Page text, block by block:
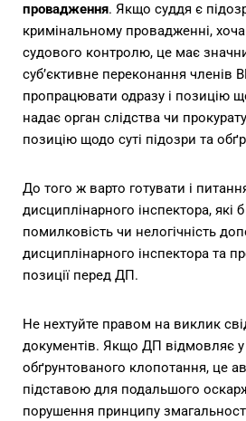
провадження. Якщо суддя є
кримінальному провадженні,
судового контролю, це має
суб’єктивне переконання членів
пропрацювати одразу і позицію
надає орган слідства чи
позицію щодо суті підозри та
До того ж варто готувати і
дисциплінарного інспектора, які
помилковість чи нелогічність
дисциплінарного інспектора та
позиції перед ДП.
Не нехтуйте правом на виклик
документів. Якщо ДП відмовляє у
обґрунтованого клопотання, це
підставою для подальшого
порушення принципу